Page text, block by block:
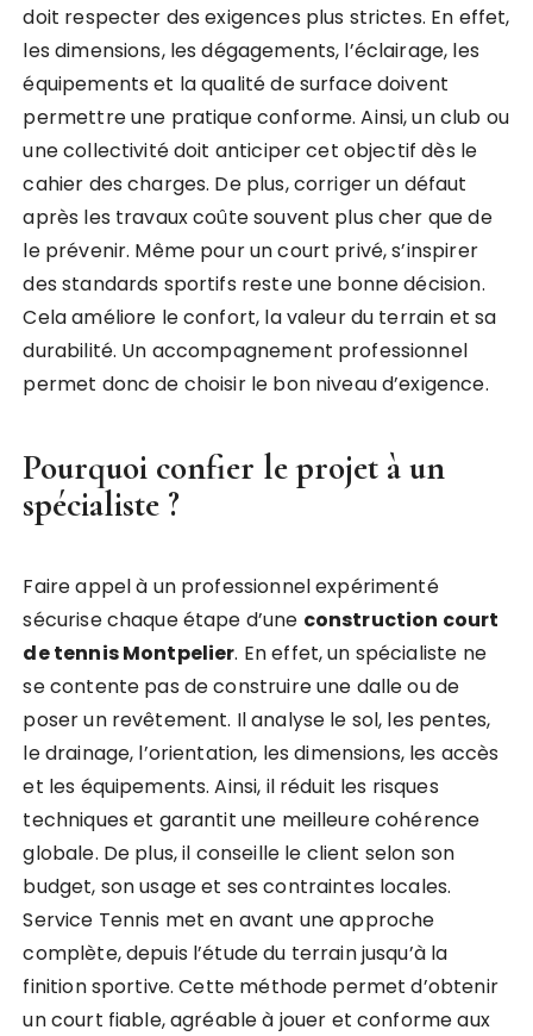
doit respecter des exigences plus strictes. En effet,
les dimensions, les dégagements, l’éclairage, les
équipements et la qualité de surface doivent
permettre une pratique conforme. Ainsi, un club ou
une collectivité doit anticiper cet objectif dès le
cahier des charges. De plus, corriger un défaut
après les travaux coûte souvent plus cher que de
le prévenir. Même pour un court privé, s’inspirer
des standards sportifs reste une bonne décision.
Cela améliore le confort, la valeur du terrain et sa
durabilité. Un accompagnement professionnel
permet donc de choisir le bon niveau d’exigence.
Pourquoi confier le projet à un
spécialiste ?
Faire appel à un professionnel expérimenté
sécurise chaque étape d’une construction court
de tennis Montpelier. En effet, un spécialiste ne
se contente pas de construire une dalle ou de
poser un revêtement. Il analyse le sol, les pentes,
le drainage, l’orientation, les dimensions, les accès
et les équipements. Ainsi, il réduit les risques
techniques et garantit une meilleure cohérence
globale. De plus, il conseille le client selon son
budget, son usage et ses contraintes locales.
Service Tennis met en avant une approche
complète, depuis l’étude du terrain jusqu’à la
finition sportive. Cette méthode permet d’obtenir
un court fiable, agréable à jouer et conforme aux